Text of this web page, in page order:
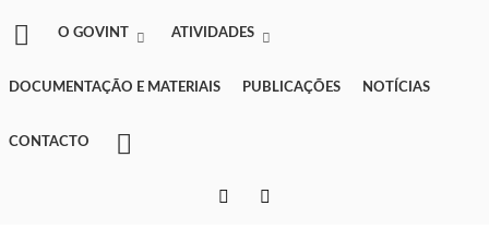
O GOVINT ATIVIDADES
DOCUMENTAÇÃO E MATERIAIS PUBLICAÇÕES NOTÍCIAS
CONTACTO